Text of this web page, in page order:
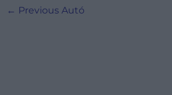
← Previous Autó